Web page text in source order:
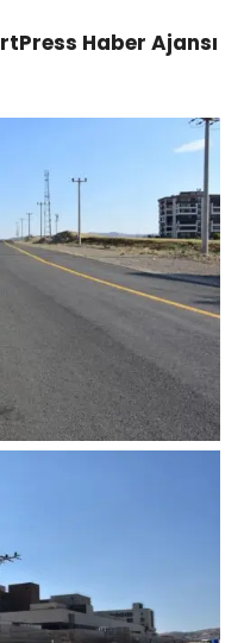
Haber Ajansı